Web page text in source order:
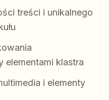
treści i unikalnego
elementami klastra
i elementy